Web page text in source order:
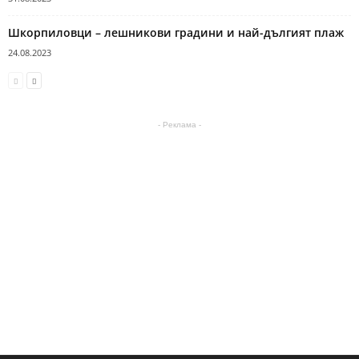
Шкорпиловци – лешникови градини и най-дългият плаж
24.08.2023
- Реклама -